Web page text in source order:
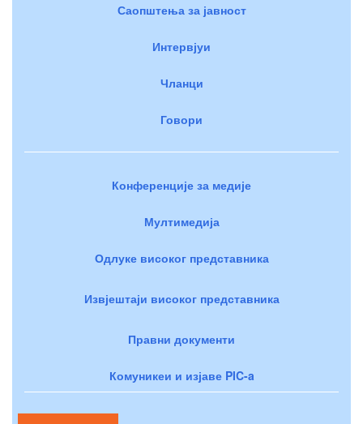
Саопштења за јавност
Интервјуи
Чланци
Говори
Конференције за медије
Мултимедија
Одлуке високог представника
Извјештаји високог представника
Правни документи
Комуникеи и изјаве PIC-a